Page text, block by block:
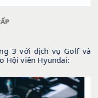
3 với dịch vụ Golf và
Hội viên Hyundai: